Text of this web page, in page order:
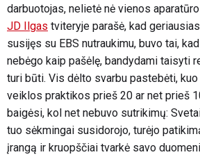
darbuotojas, nelietė nė vienos
JD Ilgas tviteryje parašė, kad
susijęs su EBS nutraukimu, buvo tai,
nebėgo kaip pašėlę, bandydami taisyti
turi būti. Vis dėlto svarbu pastebėti,
veiklos praktikos prieš 20 ar net prieš
baigėsi, kol net nebuvo sutrikimų:
tuo sėkmingai susidorojo, turėjo
įrangą ir kruopščiai tvarkė savo